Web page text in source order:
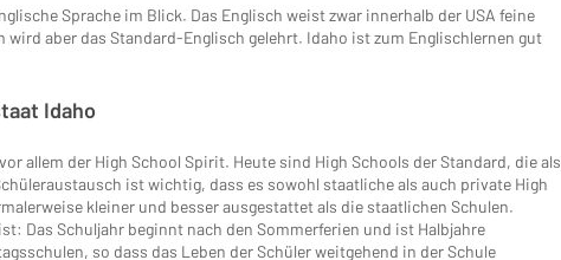
Sprache im Blick. Das Englisch weist zwar innerhalb der USA feine
aber das Standard-Englisch gelehrt. Idaho ist zum Englischlernen gut
Idaho
allem der High School Spirit. Heute sind High Schools der Standard, die als
ist wichtig, dass es sowohl staatliche als auch private High
kleiner und besser ausgestattet als die staatlichen Schulen.
Das Schuljahr beginnt nach den Sommerferien und ist Halbjahre
so dass das Leben der Schüler weitgehend in der Schule